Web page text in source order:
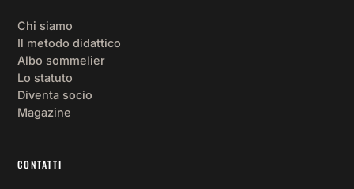
Chi siamo
Il metodo didattico
Albo sommelier
Lo statuto
Diventa socio
Magazine
CONTATTI